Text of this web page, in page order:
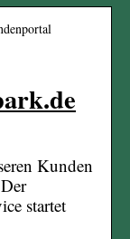
Kunden
startet